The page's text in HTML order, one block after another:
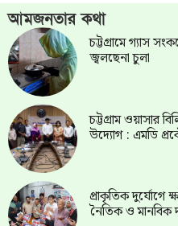
আমজনতার কথা
চট্টগ্রামে গ্যাস
জ্বলছেনা চুলা
চট্টগ্রাম ওয়াসার
উদ্যোগ : এমডি
প্রাকৃতিক দুর্যোগে
নৈতিক ও মানবিক